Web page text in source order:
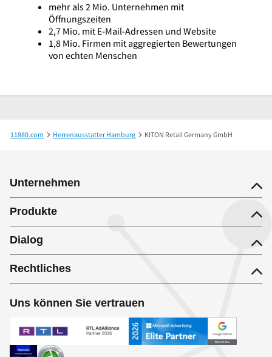
mehr als 2 Mio. Unternehmen mit
Öffnungszeiten
2,7 Mio. mit E-Mail-Adressen und Website
1,8 Mio. Firmen mit aggregierten Bewertungen
von echten Menschen
11880.com Herrenausstatter Hamburg KITON Retail Germany GmbH
Unternehmen
Produkte
Dialog
Rechtliches
Uns können Sie vertrauen